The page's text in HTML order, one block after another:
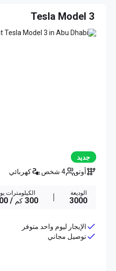
Tesla Model 3
جديد
أوتو
4 شخص كهربائي
الوديعة
3000
الكيلومترات
300 كم / 4500
الإيجار ليوم واحد متوفر
توصيل مجاني